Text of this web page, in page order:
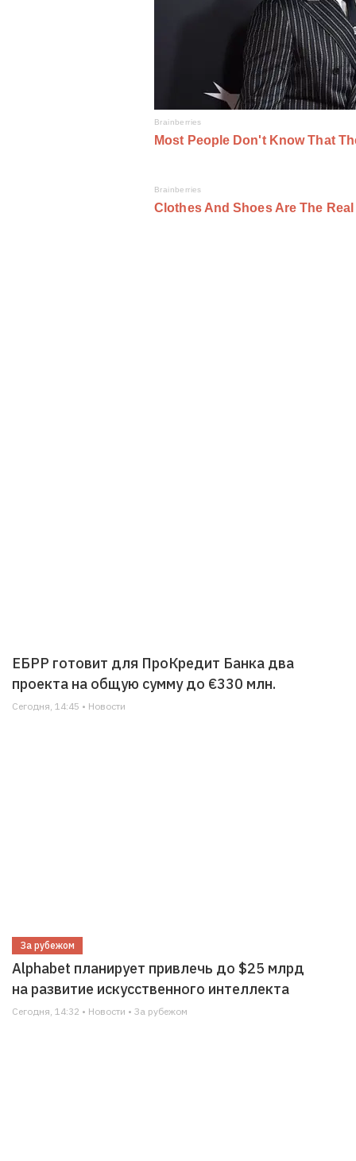
ЕБРР готовит для ПроКредит Банка два
проекта на общую сумму до €330 млн.
Сегодня, 14:45 • Новости
За рубежом
Alphabet планирует привлечь до $25 млрд
на развитие искусственного интеллекта
Сегодня, 14:32 • Новости • За рубежом